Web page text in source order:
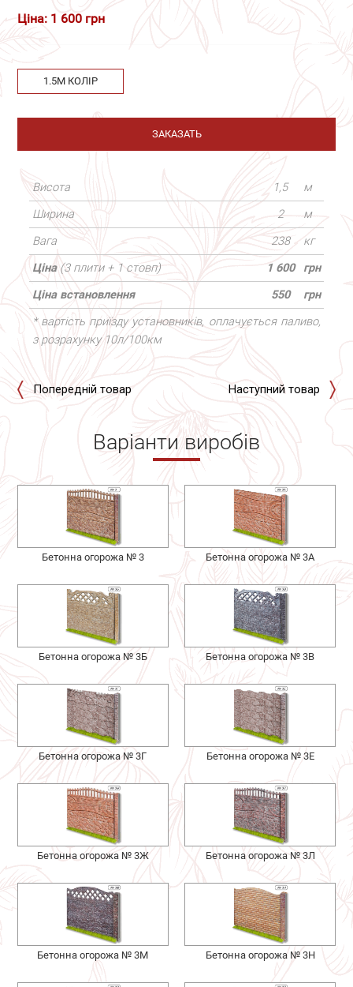
Ціна: 1 600 грн
1.5М КОЛІР
ЗАКАЗАТЬ
Висота 1,5
м
Ширина
2
м
Вага
238
кг
Ціна (3 плити + 1 стовп) 1 600
грн
Ціна встановлення
550
грн
* вартість приїзду установників, оплачується паливо,
з розрахунку 10л/100км
Попередній товар Наступний товар
Варіанти виробів
Бетонна огорожа № 3 Бетонна огорожа № 3А
Бетонна огорожа № 3Б Бетонна огорожа № 3В
Бетонна огорожа № 3Г Бетонна огорожа № 3Е
Бетонна огорожа № 3Ж Бетонна огорожа № 3Л
Бетонна огорожа № 3М Бетонна огорожа № 3Н